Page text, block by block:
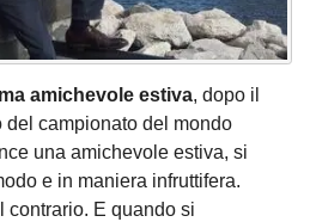
amichevole estiva, dopo il
campionato del mondo
una amichevole estiva, si
e in maniera infruttifera.
contrario. E quando si